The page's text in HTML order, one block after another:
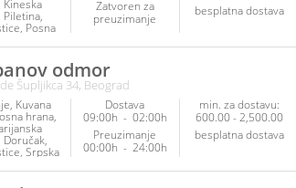
Kineska
Piletina
Posna
mora
hrana
Zatvoren za
preuzimanje
besplatna dostava
odmor
Šupljikca 34, Beograd
Kuvana
hrana
Doručak
Srpska
Dostava
09:00h - 02:00h
Preuzimanje
00:00h - 24:00h
min. za dostavu:
600.00 - 2,500.00
besplatna dostava